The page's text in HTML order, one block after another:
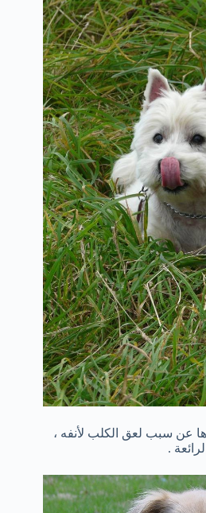
عن سبب لعق الكلب لأنفه ،
.